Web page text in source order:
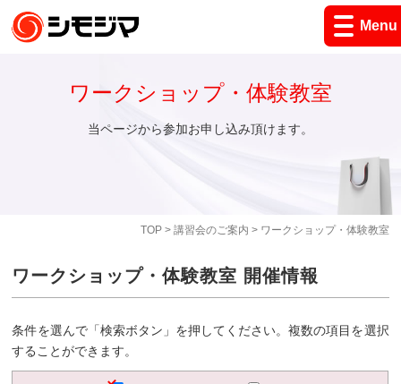
Menu
TOP> 講習会のご案内 > ワークショップ・体験教室
ワークショップ・体験教室
当ページから参加お申し込み頂けます。
ワークショップ・体験教室 開催情報
条件を選んで「検索ボタン」を押してください。複数の項目を選択
することができます。